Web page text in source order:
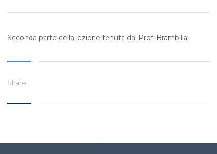
Seconda parte della lezione tenuta dal Prof. Brambilla
Share: